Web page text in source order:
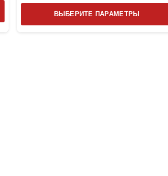
товар
имеет
ВЫБЕРИТЕ ПАРАМЕТРЫ